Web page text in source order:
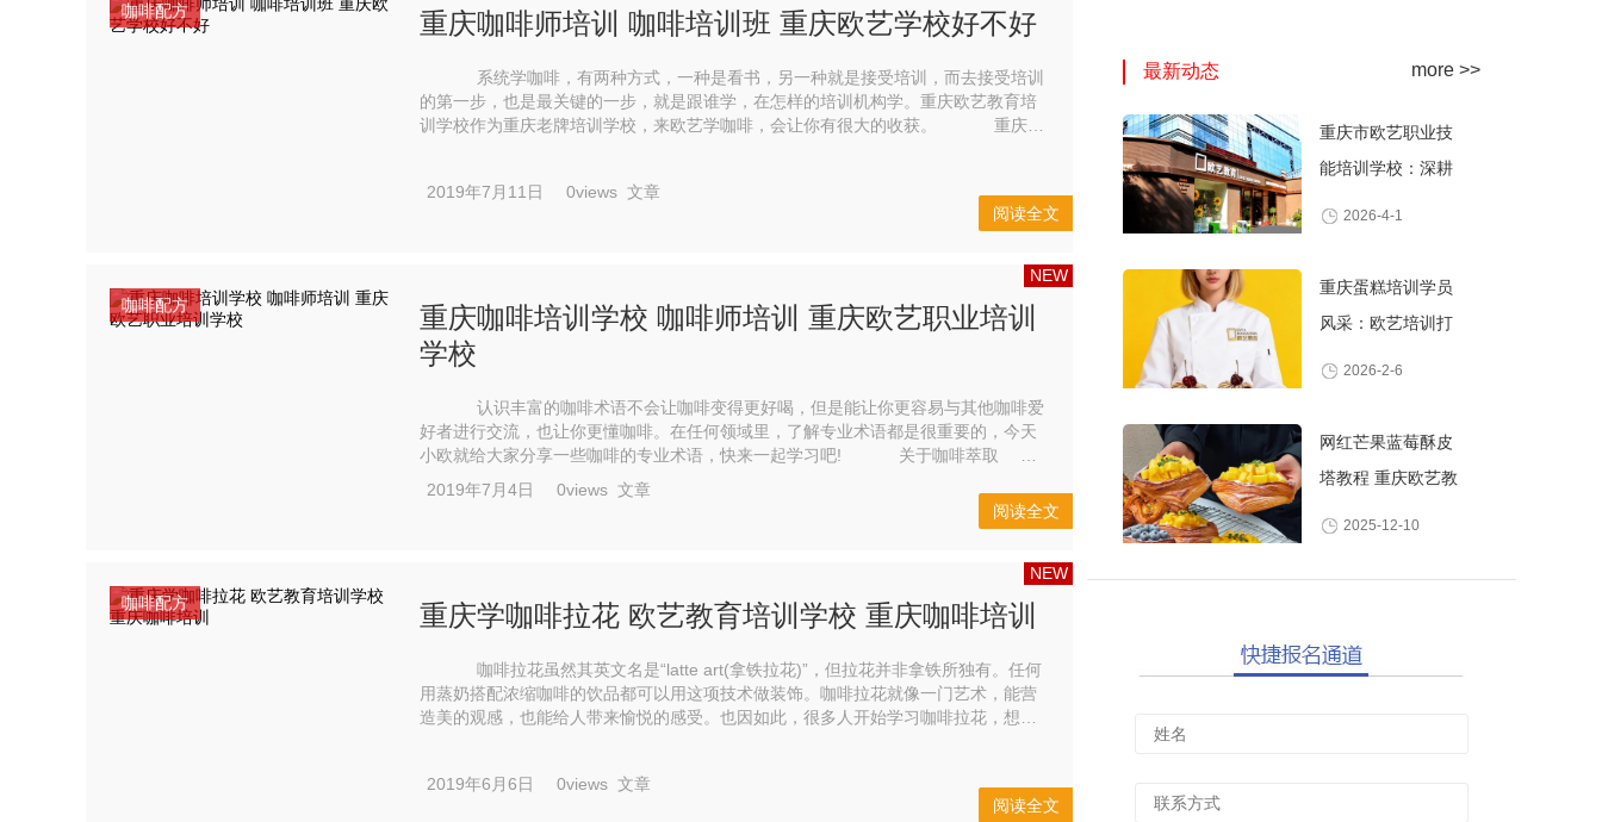
重庆咖啡师培训 咖啡培训班 重庆欧艺学校好不好
系统学咖啡，有两种方式，一种是看书，另一种就是接受培训，而去接受培训
的第一步，也是最关键的一步，就是跟谁学，在怎样的培训机构学。重庆欧艺教育培
训学校作为重庆老牌培训学校，来欧艺学咖啡，会让你有很大的收获。 重庆市
2019年7月11日 0views 文章
咖啡配方
阅读全文
重庆咖啡培训学校 咖啡师培训 重庆欧艺职业培训
学校
认识丰富的咖啡术语不会让咖啡变得更好喝，但是能让你更容易与其他咖啡爱
好者进行交流，也让你更懂咖啡。在任何领域里，了解专业术语都是很重要的，今天
小欧就给大家分享一些咖啡的专业术语，快来一起学习吧! 关于咖啡萃取
萃取：萃取两字源于拉丁文，意思是把某物挤压出来，或取...
2019年7月4日 0views 文章
咖啡配方
NEW
阅读全文
重庆学咖啡拉花 欧艺教育培训学校 重庆咖啡培训
咖啡拉花虽然其英文名是“latte art(拿铁拉花)”，但拉花并非拿铁所独有。任何
用蒸奶搭配浓缩咖啡的饮品都可以用这项技术做装饰。咖啡拉花就像一门艺术，能营
造美的观感，也能给人带来愉悦的感受。也因如此，很多人开始学习咖啡拉花，想一
2019年6月6日 0views 文章
咖啡配方
NEW
阅读全文
最新动态 more >>
重庆市欧艺职业技
能培训学校：深耕
2026-4-1
重庆蛋糕培训学员
风采：欧艺培训打
2026-2-6
网红芒果蓝莓酥皮
塔教程 重庆欧艺教
2025-12-10